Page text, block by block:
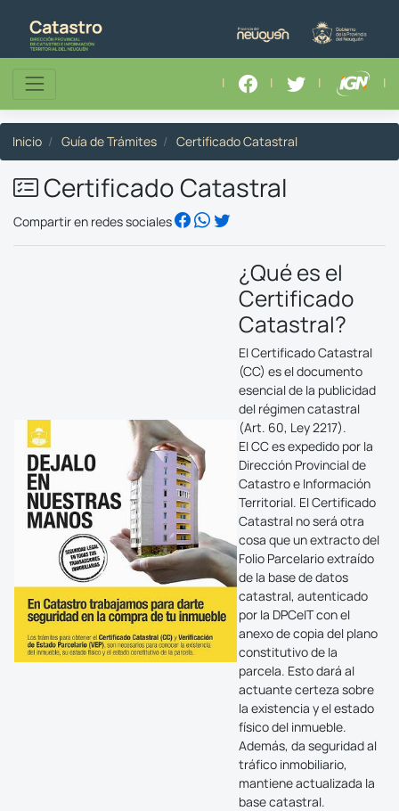
| | | |
Inicio Guía de Trámites Certificado Catastral
Certificado Catastral
Compartir en redes sociales
¿Qué es el
Certificado
Catastral?
El Certificado Catastral
(CC) es el documento
esencial de la publicidad
del régimen catastral
(Art. 60, Ley 2217).
El CC es expedido por la
Dirección Provincial de
Catastro e Información
Territorial. El Certificado
Catastral no será otra
cosa que un extracto del
Folio Parcelario extraído
de la base de datos
catastral, autenticado
por la DPCeIT con el
anexo de copia del plano
constitutivo de la
parcela. Esto dará al
actuante certeza sobre
la existencia y el estado
físico del inmueble.
Además, da seguridad al
tráfico inmobiliario,
mantiene actualizada la
base catastral.